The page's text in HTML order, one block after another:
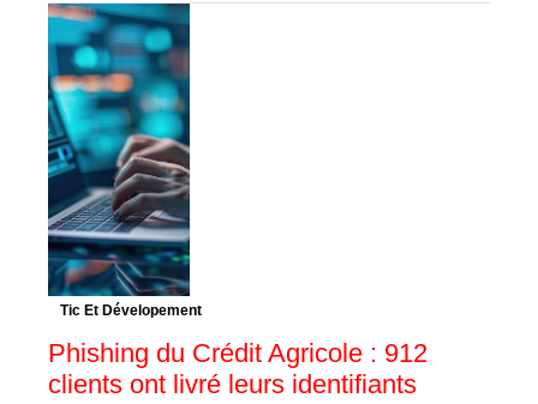
Tic Et Dévelopement
Phishing du Crédit Agricole : 912
clients ont livré leurs identifiants